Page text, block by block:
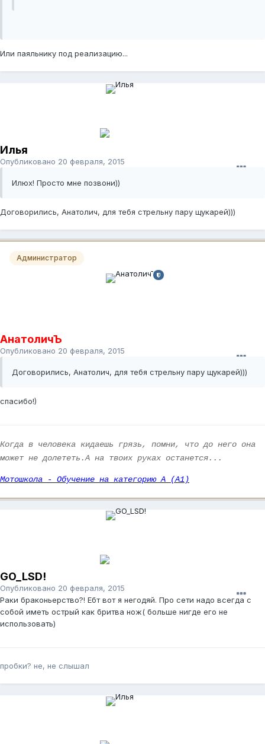
Или паяльнику под реализацию...
Илья
Опубликовано 20 февраля, 2015
Илюх! Просто мне позвони))
Договорились, Анатолич, для тебя стрельну пару щукарей)))
Администратор
АнатоличЪ
Опубликовано 20 февраля, 2015
Договорились, Анатолич, для тебя стрельну пару щукарей)))
спасибо!)
Когда в человека кидаешь грязь, помни, что до него она
может не долететь.А на твоих руках останется...
Мотошкола - Обучение на категорию А (А1)
GO_LSD!
Опубликовано 20 февраля, 2015
Раки браконьерство?! Ебт вот я негодяй. Про сети надо всегда с
собой иметь острый как бритва нож( больше нигде его не
использовать)
пробки? не, не слышал